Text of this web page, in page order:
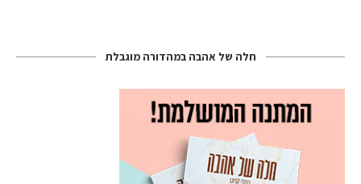
חלה של אהבה במהדורה מוגבלת